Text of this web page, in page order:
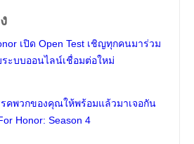
เปิด Open Test เชิญทุกคนมาร่วม
ะบบออนไลน์เชื่อมต่อใหม่
คพวกของคุณให้พร้อมแล้วมาเจอกัน
Honor: Season 4